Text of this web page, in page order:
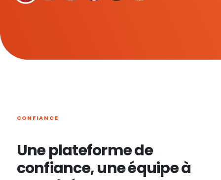
CONFIANCE
Une plateforme de
confiance, une équipe à